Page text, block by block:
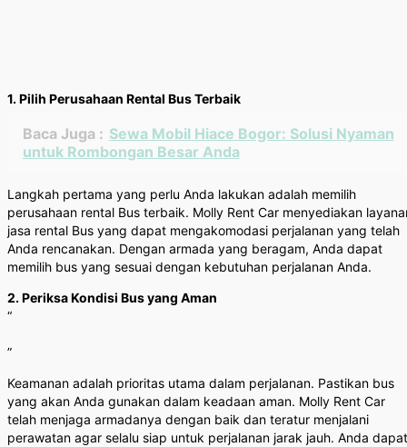
1. Pilih Perusahaan Rental Bus Terbaik
Baca Juga : Sewa Mobil Hiace Bogor: Solusi Nyaman
untuk Rombongan Besar Anda
Langkah pertama yang perlu Anda lakukan adalah memilih
perusahaan rental Bus terbaik. Molly Rent Car menyediakan
jasa rental Bus yang dapat mengakomodasi perjalanan yang telah
Anda rencanakan. Dengan armada yang beragam, Anda dapat
memilih bus yang sesuai dengan kebutuhan perjalanan Anda.
2. Periksa Kondisi Bus yang Aman
“
”
Keamanan adalah prioritas utama dalam perjalanan. Pastikan bus
yang akan Anda gunakan dalam keadaan aman. Molly Rent Car
telah menjaga armadanya dengan baik dan teratur menjalani
perawatan agar selalu siap untuk perjalanan jarak jauh. Anda dapat